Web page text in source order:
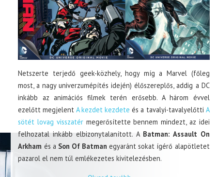
Netszerte terjedő geek-közhely, hogy míg a Marvel (főleg
most, a nagy univerzumépítés idején) élőszereplős, addig a DC
inkább az animációs filmek terén erősebb. A három évvel
ezelőtt megjelentA kezdet kezdete és a tavalyi-tavalyelőtti A
sötét lovag visszatérmegerősítette bennem mindezt, az idei
felhozatal inkább elbizonytalanított. A Batman: Assault On
Arkham és a Son Of Batman egyaránt sokat ígérő alapötletet
pazarol el nem túl emlékezetes kivitelezésben.